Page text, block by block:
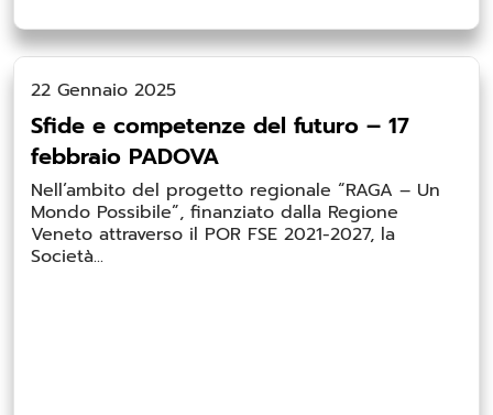
22 Gennaio 2025
Sfide e competenze del futuro – 17
febbraio PADOVA
Nell’ambito del progetto regionale “RAGA – Un
Mondo Possibile”, finanziato dalla Regione
Veneto attraverso il POR FSE 2021-2027, la
Società...